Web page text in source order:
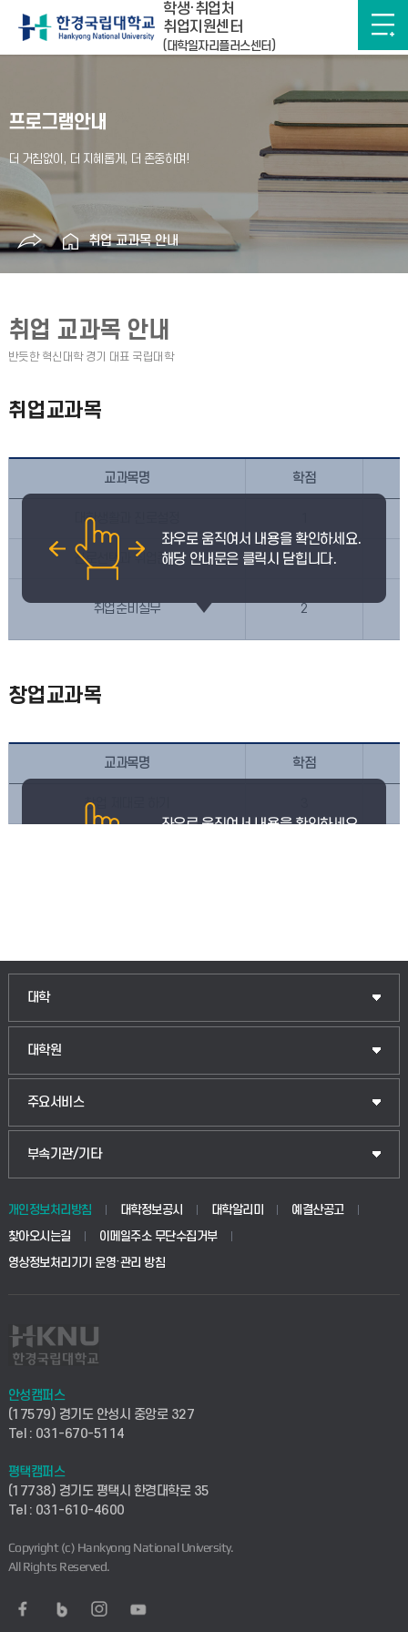
학생·취업처
취업지원센터
(대학일자리플러스센터)
프로그램안내
취업 교과목 안내
취업 교과목 안내
취업교과목
교과목명 학점
대학생활과 진로설정
진로선택과 취업준비 2
취업준비실무 2
창업교과목
교과목명 학점
창업 제대로 하기
대학
인문융합공공인재학부
법경영학부
생명공학부
사회안전시스템공학부
컴퓨터응용수학부
ICT로봇기계공학부
전자전기공학부
디자인건축융합학부
AI융합학부
대학원
일반대학원
산업대학원
공공정책대학원
교육대학원
주요서비스
입학안내
웹메일
학사시스템(전문학사 및 전공심화)
사이버캠퍼스(전문학사 및 전공심화)
시설바로처리서비스
연구실안전관리시스템
산학연구관리시스템
찾아오시는길(평택)
통학버스안내(안성)
부속기관/기타
중앙도서관
학생생활관(안성)
산학협력단
취업지원센터
창업지원센터
현장실습지원센터
개인정보처리방침 대학정보공시 대학알리미
예결산공고
찾아오시는길
이메일주소 무단수집거부
영상정보처리기기 운영·관리 방침
안성캠퍼스
(17579) 경기도 안성시 중앙로 327
Tel : 031-670-5114
평택캠퍼스
(17738) 경기도 평택시 한경대학로 35
Tel : 031-610-4600
Copyright (c) Hankyong National University.
All Rights Reserved.